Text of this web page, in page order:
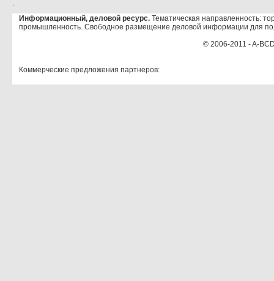
.
Информационный, деловой ресурс. Тематическая направленность:
промышленность. Свободное размещение деловой информации для
© 2006-2011 - A-
Коммерческие предложения партнеров: